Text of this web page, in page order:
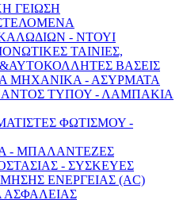
ΓΕΙΩΣΗ
- ΝΤΟΥΙ
ΤΑΙΝΙΕΣ,
ΒΑΣΕΙΣ
ΜΗΧΑΝΙΚΑ - ΑΣΥΡΜΑΤΑ
ΤΥΠΟΥ - ΛΑΜΠΑΚΙΑ
ΦΩΤΙΣΜΟΥ -
- ΜΠΑΛΑΝΤΕΖΕΣ
- ΣΥΣΚΕΥΕΣ
ΕΝΕΡΓΕΙΑΣ (AC)
ΑΣΦΑΛΕΙΑΣ